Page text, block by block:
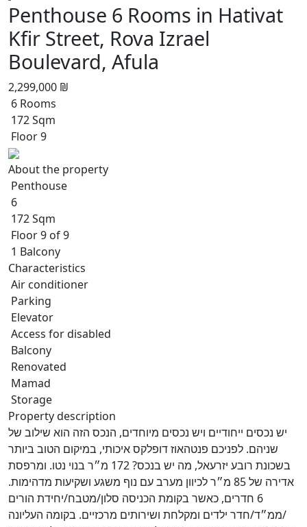
Penthouse 6 Rooms in Hativat
Kfir Street, Rova Izrael
Boulevard, Afula
2,299,000 ₪
6 Rooms
172 Sqm
Floor 9
About the property
Penthouse
6
172 Sqm
Floor 9 of 9
1 Balcony
Characteristics
Air conditioner
Parking
Elevator
Access for disabled
Balcony
Renovated
Mamad
Storage
Property description
יש נכסים ייחודיים ויש נכסים מיוחדים, הנכס הזה הוא שילוב של
שניהם. לפניכם פנטהאוז דופלקס איכותי, במיקום הטוב ביותר
בשכונת רובע יזרעאל, מה יש בנכס? 172 מ״ר בנוי נטו. ומרפסת
אדירה של 85 מ״ר לכיוון מערב עם נוף משגע ושקיעות מדהימות.
6 חדרים, כאשר בקומת הכניסה סלון/מטבח/יחידת הורים
/ממ״ד/חדר ילדים ומקלחת ושירותים מרכזיים. בקומה העליונה